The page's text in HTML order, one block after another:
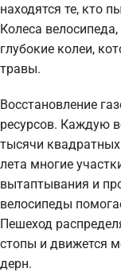
находятся те, кто
Колеса
глубокие колеи,
травы.
Восстановление
ресурсов. Каждую
тысячи квадратных
лета многие
вытаптывания и
велосипеды
Пешеход
стопы и движется
дерн.